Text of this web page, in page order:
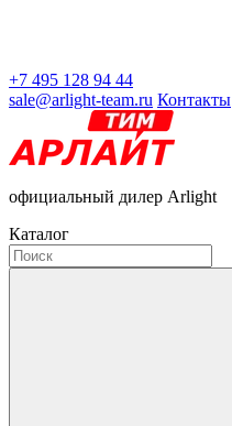
+7 495 128 94 44
sale@arlight-team.ru Контакты
официальный дилер Arlight
Каталог